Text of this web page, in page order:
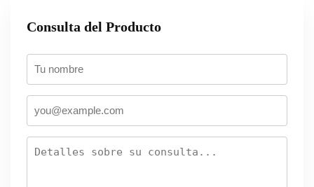
Consulta del Producto